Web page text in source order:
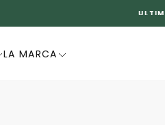
LA MARCA